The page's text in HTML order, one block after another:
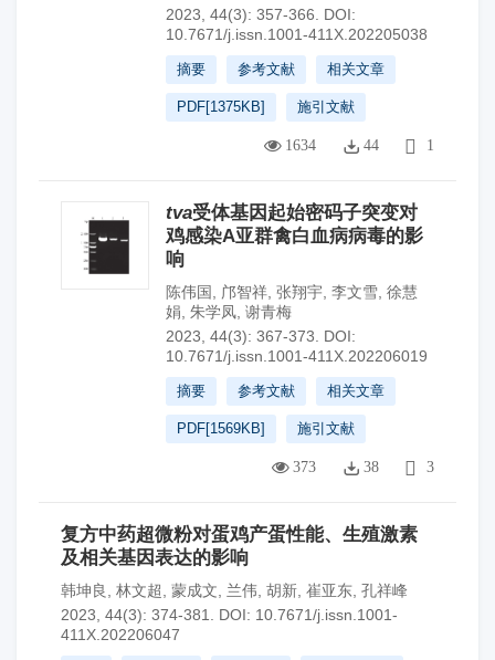
2023, 44(3): 357-366.
DOI:
10.7671/j.issn.1001-411X.202205038
摘要 参考文献 相关文章
PDF[1375KB] 施引文献
1634 44 1
tva受体基因起始密码子突变对
鸡感染A亚群禽白血病病毒的影
响
陈伟国 邝智祥 张翔宇 李文雪 徐慧
娟 朱学凤 谢青梅
2023, 44(3): 367-373.
DOI:
10.7671/j.issn.1001-411X.202206019
摘要 参考文献 相关文章
PDF[1569KB] 施引文献
373 38 3
复方中药超微粉对蛋鸡产蛋性能、生殖激素
及相关基因表达的影响
韩坤良 林文超 蒙成文 兰伟 胡新 崔亚东 孔祥峰
2023, 44(3): 374-381.
DOI: 10.7671/j.issn.1001-
411X.202206047